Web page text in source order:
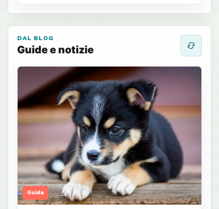
DAL BLOG
Guide e notizie
Guida